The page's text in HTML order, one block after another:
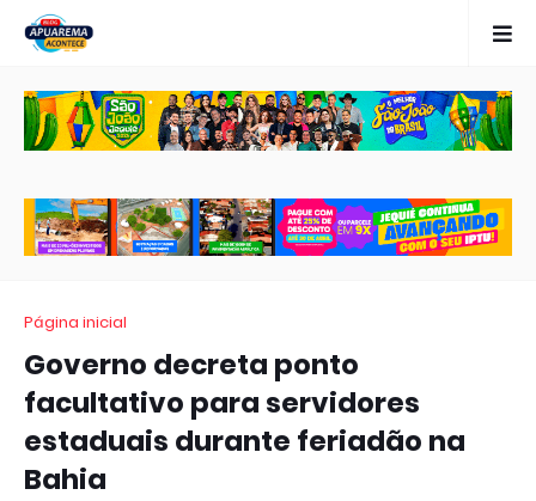
Página inicial
Governo decreta ponto
facultativo para servidores
estaduais durante feriadão na
Bahia